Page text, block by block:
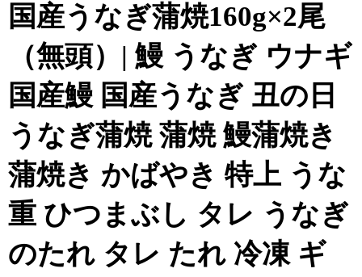
国産うなぎ蒲焼160g×2尾
（無頭）| 鰻 うなぎ ウナギ
国産鰻 国産うなぎ 丑の日
うなぎ蒲焼 蒲焼 鰻蒲焼き
蒲焼き かばやき 特上 うな
重 ひつまぶし タレ うなぎ
のたれ タレ たれ 冷凍 ギ